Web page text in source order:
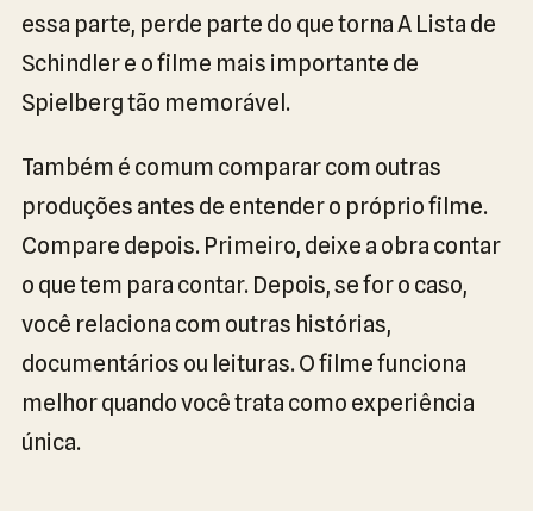
essa parte, perde parte do que torna A Lista de
Schindler e o filme mais importante de
Spielberg tão memorável.
Também é comum comparar com outras
produções antes de entender o próprio filme.
Compare depois. Primeiro, deixe a obra contar
o que tem para contar. Depois, se for o caso,
você relaciona com outras histórias,
documentários ou leituras. O filme funciona
melhor quando você trata como experiência
única.